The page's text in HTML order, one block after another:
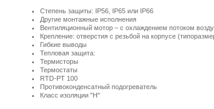
Степень защиты: IP56, IP65 или IP66
Другие монтажные исполнения
Вентиляционный мотор – с охлаждением потоком
Крепление: отверстия с резьбой на корпусе
Гибкие выводы
Тепловая защита:
Термисторы
Термостаты
RTD-PT 100
Противоконденсатный подогреватель
Класс изоляции "Н"